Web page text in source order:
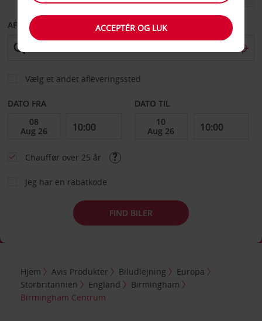
AFHENT FRA
Vælg et andet afleveringssted
DATO FRA DATO TIL
Chauffør over 25 år
Jeg har en rabatkode
FIND BILER
Hjem Avis Produkter Biludlejning
Europa
Storbritannien
England
Birmingham
Birmingham Centrum
ACCEPTÉR OG LUK